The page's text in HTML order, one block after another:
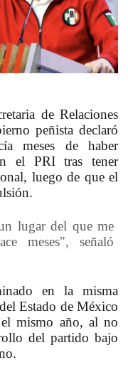
de Relaciones
peñista declaró
meses de haber
el PRI tras tener
luego de que el
lugar del que me
meses", señaló
en la misma
Estado de México
mismo año, al no
del partido bajo